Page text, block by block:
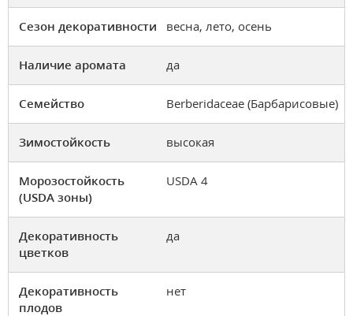
Сезон декоративности весна, лето, осень
Наличие аромата да
Семейство Berberidaceae (Барбарисовые)
Зимостойкость высокая
Морозостойкость
(USDA зоны)
USDA 4
Декоративность
цветков
да
Декоративность
плодов
нет